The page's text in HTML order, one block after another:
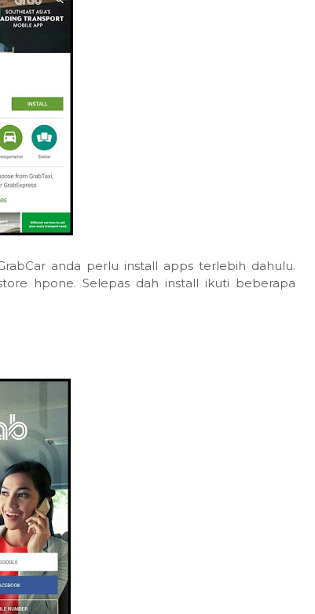
anda perlu install apps terlebih dahulu.
hpone. Selepas dah install ikuti beberapa